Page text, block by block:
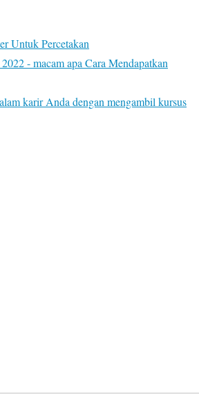
Untuk Percetakan
- macam apa Cara Mendapatkan
karir Anda dengan mengambil kursus